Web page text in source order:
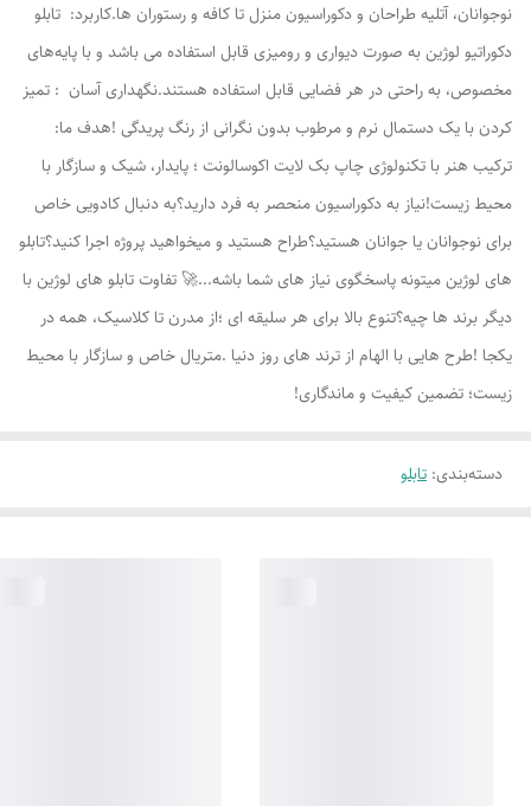
نوجوانان، آتلیه طراحان و دکوراسیون منزل تا کافه و رستوران ها.کاربرد: تابلو
دکوراتیو لوژین به صورت دیواری و رومیزی قابل استفاده می باشد و با پایه‌های
مخصوص، به راحتی در هر فضایی قابل استفاده هستند.نگهداری آسان : تمیز
کردن با یک دستمال نرم و مرطوب بدون نگرانی از رنگ پریدگی !هدف ما:
ترکیب هنر با تکنولوژی چاپ بک لایت اکوسالونت ؛ پایدار، شیک و سازگار با
محیط زیست!نیاز به دکوراسیون منحصر به فرد دارید؟به دنبال کادویی خاص
برای نوجوانان یا جوانان هستید؟طراح هستید و میخواهید پروژه اجرا کنید؟تابلو
های لوژين میتونه پاسخگوی نیاز های شما باشه...🚀 تفاوت تابلو های لوژين با
دیگر برند ها چیه؟تنوع بالا برای هر سلیقه ای ؛از مدرن تا کلاسیک، همه در
یکجا !طرح هایی با الهام از ترند های روز دنیا .متریال خاص و سازگار با محیط
زیست؛ تضمین کیفیت و ماندگاری!
دسته‌بندی: تابلو